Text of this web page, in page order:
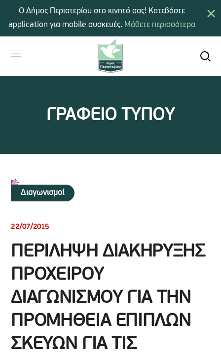
ΓΡΑΦΕΙΟ ΤΥΠΟΥ
Διαγωνισμοί
22/07/2015
ΠΕΡΙΛΗΨΗ ΔΙΑΚΗΡΥΞΗΣ
ΠΡΟΧΕΙΡΟΥ
ΔΙΑΓΩΝΙΣΜΟΥ ΓΙΑ ΤΗΝ
ΠΡΟΜΗΘΕΙΑ ΕΠΙΠΛΩΝ
ΣΚΕΥΩΝ ΓΙΑ ΤΙΣ
×
Ο Δήμος Περιστερίου στο κινητό σας! Κατεβάστε
application για mobile συσκευές. Μάθετε περισσότερα